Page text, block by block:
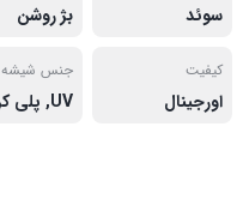
سوئد بژ روشن
کیفیت
اورجینال
جنس شیشه
UV, پلی کربنات